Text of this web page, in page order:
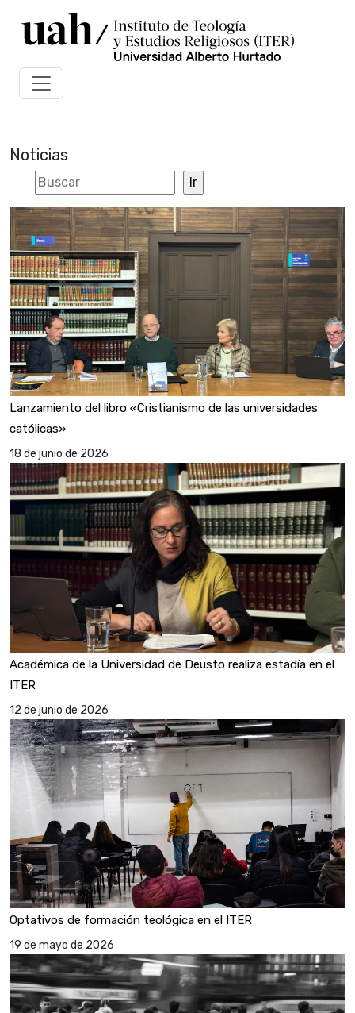
Noticias
Lanzamiento del libro «Cristianismo de las universidades
católicas»
18 de junio de 2026
Académica de la Universidad de Deusto realiza estadía en el
ITER
12 de junio de 2026
Optativos de formación teológica en el ITER
19 de mayo de 2026